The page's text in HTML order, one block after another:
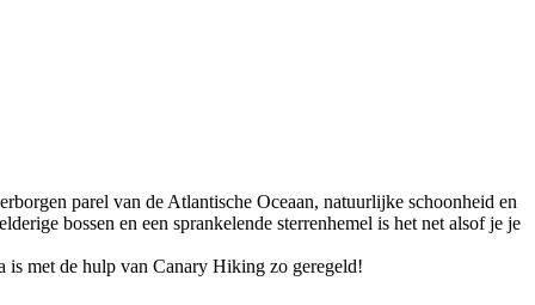
parel van de Atlantische Oceaan, natuurlijke schoonheid en
bossen en een sprankelende sterrenhemel is het net alsof je je
is met de hulp van Canary Hiking zo geregeld!